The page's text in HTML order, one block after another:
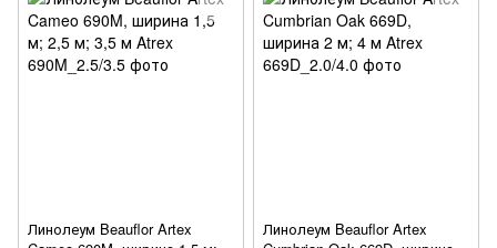
Линолеум Beauflor Artex
Линолеум Beauflor Artex